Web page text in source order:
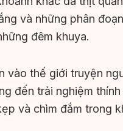
và những phân
đêm khuya.
vào thế giới truyện
đến trải nghiệm
và chìm đắm trong